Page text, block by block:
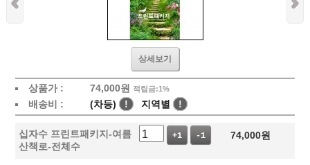
상세보기
상품가 : 74,000원 적립금:1%
배송비 : (차등) ! 지역별 !
십자수 프린트패키지-여름
산책로-전체수
+1 -1 74,000원